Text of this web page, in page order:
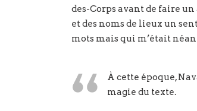
des-Corps avant de faire un
et des noms de lieux un
mots mais qui m’était
À cette époque,
magie du texte.